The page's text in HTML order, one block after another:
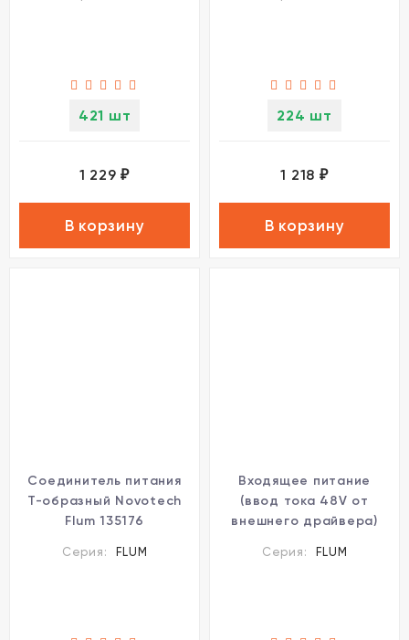
421 шт
1 229₽
В корзину
224 шт
1 218 ₽
В корзину
Соединитель питания
Т-образный Novotech
Flum 135176
Серия: FLUM
Входящее питание
(ввод тока 48V от
внешнего драйвера)
Серия: FLUM